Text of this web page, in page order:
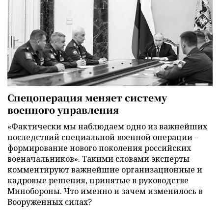
Спецоперация меняет систему
военного управления
«Фактически мы наблюдаем одно из важнейших
последствий специальной военной операции –
формирование нового поколения российских
военачальников». Такими словами эксперты
комментируют важнейшие организационные и
кадровые решения, принятые в руководстве
Минобороны. Что именно и зачем изменилось в
Вооруженных силах?